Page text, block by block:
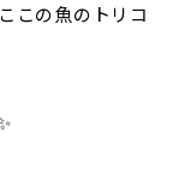
この魚のトリコ